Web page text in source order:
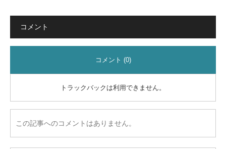
コメント
コメント (0)
トラックバックは利用できません。
この記事へのコメントはありません。